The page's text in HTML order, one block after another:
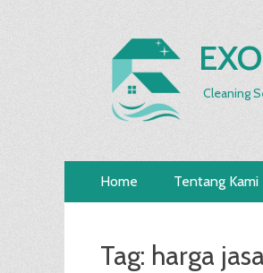
Cleaning
Primary
Menu
Home Tentang Kami
Tag: harga